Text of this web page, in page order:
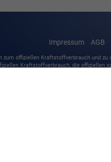
Impressum AGB
zum offiziellen Kraftstoffverbrauch und zu
Kraftstoffverbrauch, die offiziellen